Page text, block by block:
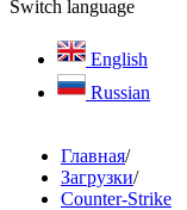
Switch language
English
Russian
Главная/
Загрузки/
Counter-Strike